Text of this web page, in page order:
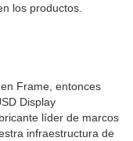
los productos.
Frame, entonces
Display
líder de marcos
infraestructura de